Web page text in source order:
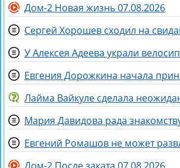
Дом-2 Новая жизнь 07.08.2026
У Алексея Адеева украли
Лайма Вайкуле сделала